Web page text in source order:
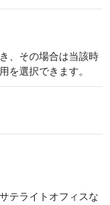
、その場合は当該時
を選択できます。
テライトオフィスな